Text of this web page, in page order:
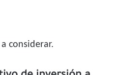
considerar.